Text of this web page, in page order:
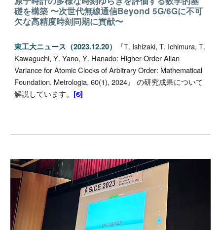
礎を構築 〜次世代無線通信Beyond 5G/6Gに不可
欠な高精度時刻同期に貢献〜
東工大ニュース（2023.12.20） 『T. Ishizaki, T. Ichimura, T.
Kawaguchi, Y. Yano, Y. Hanado: Higher-Order Allan
Variance for Atomic Clocks of Arbitrary Order: Mathematical
Foundation. Metrologia, 60(1), 2024』 の研究成果について
解説しています。 [⎋]